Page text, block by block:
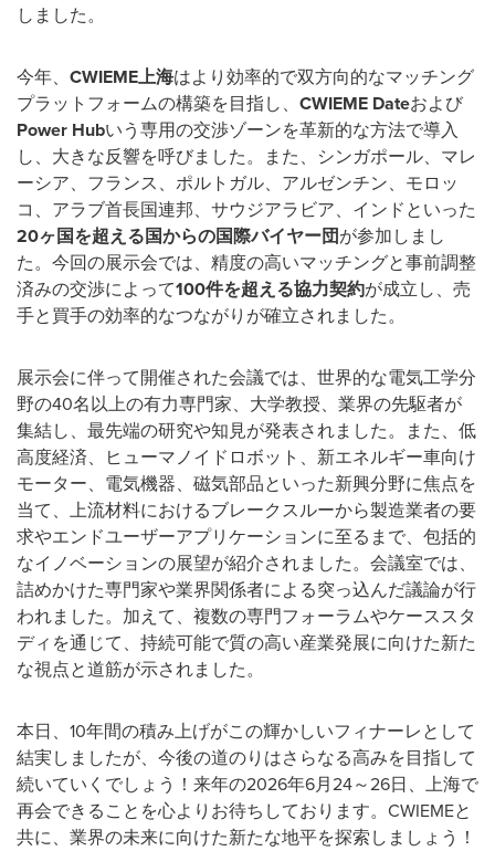
しました。
今年、 CWIEME上海はより効率的で双方向的なマッチング
プラットフォームの構築を目指し、 CWIEME Dateおよび
Power Hubいう専用の交渉ゾーンを革新的な方法で導入
し、大きな反響を呼びました。また、シンガポール、マレ
ーシア、フランス、ポルトガル、アルゼンチン、モロッ
コ、アラブ首長国連邦、サウジアラビア、インドといった
20ヶ国を超える国からの国際バイヤー団が参加しまし
た。今回の展示会では、精度の高いマッチングと事前調整
済みの交渉によって100件を超える協力契約が成立し、売
手と買手の効率的なつながりが確立されました。
展示会に伴って開催された会議では、世界的な電気工学分
野の40名以上の有力専門家、大学教授、業界の先駆者が
集結し、最先端の研究や知見が発表されました。また、低
高度経済、ヒューマノイドロボット、新エネルギー車向け
モーター、電気機器、磁気部品といった新興分野に焦点を
当て、上流材料におけるブレークスルーから製造業者の要
求やエンドユーザーアプリケーションに至るまで、包括的
なイノベーションの展望が紹介されました。会議室では、
詰めかけた専門家や業界関係者による突っ込んだ議論が行
われました。加えて、複数の専門フォーラムやケーススタ
ディを通じて、持続可能で質の高い産業発展に向けた新た
な視点と道筋が示されました。
本日、10年間の積み上げがこの輝かしいフィナーレとして
結実しましたが、今後の道のりはさらなる高みを目指して
続いていくでしょう！来年の2026年6月24～26日、上海で
再会できることを心よりお待ちしております。CWIEMEと
共に、業界の未来に向けた新たな地平を探索しましょう！